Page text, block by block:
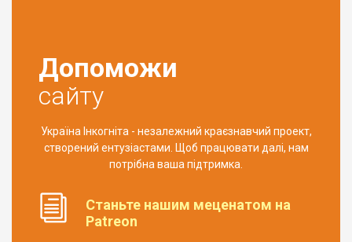
Допоможи
сайту
Україна Інкогніта - незалежний краєзнавчий проект,
створений ентузіастами. Щоб працювати далі, нам
потрібна ваша підтримка.
Станьте нашим меценатом на
Patreon